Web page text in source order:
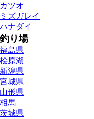
カツオ
ミズガレイ
ハナダイ
釣り場
福島県
桧原湖
新潟県
宮城県
山形県
相馬
茨城県